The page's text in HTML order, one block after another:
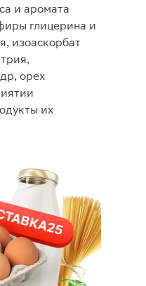
и аромата
глицерина и
изоаскорбат
орех
их